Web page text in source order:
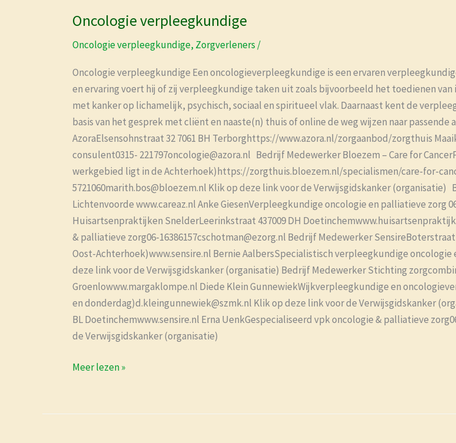
Oncologie verpleegkundige
Oncologie verpleegkundige, Zorgverleners/
Oncologie verpleegkundige Een oncologieverpleegkundige is een ervaren
en ervaring voert hij of zij verpleegkundige taken uit zoals bijvoorbeeld het toedienen
met kanker op lichamelijk, psychisch, sociaal en spiritueel vlak. Daarnaast kent de
basis van het gesprek met cliënt en naaste(n) thuis of online de weg wijzen naar
AzoraElsensohnstraat 32 7061 BH Terborghttps://www.azora.nl/zorgaanbod/zorgthuis
consulent0315- 221797oncologie@azora.nl Bedrijf Medewerker Bloezem – Care for
werkgebied ligt in de Achterhoek)https://zorgthuis.bloezem.nl/specialismen/care-for-
5721060marith.bos@bloezem.nl Klik op deze link voor de Verwijsgidskanker (organisatie)
Lichtenvoorde www.careaz.nl Anke GiesenVerpleegkundige oncologie en palliatieve zorg
Huisartsenpraktijken SnelderLeerinkstraat 437009 DH
& palliatieve zorg06-16386157cschotman@ezorg.nl Bedrijf Medewerker
Oost-Achterhoek)www.sensire.nl Bernie AalbersSpecialistisch verpleegkundige oncologie
deze link voor de Verwijsgidskanker (organisatie) Bedrijf Medewerker Stichting
Groenlowww.margaklompe.nl Diede Klein GunnewiekWijkverpleegkundige en
en donderdag)d.kleingunnewiek@szmk.nl Klik op deze link voor de Verwijsgidskanker
BL Doetinchemwww.sensire.nl Erna UenkGespecialiseerd vpk oncologie & palliatieve
de Verwijsgidskanker (organisatie)
Oncologie
Meer lezen »